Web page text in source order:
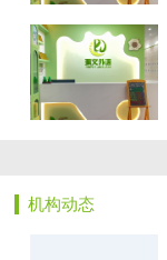
机构动态